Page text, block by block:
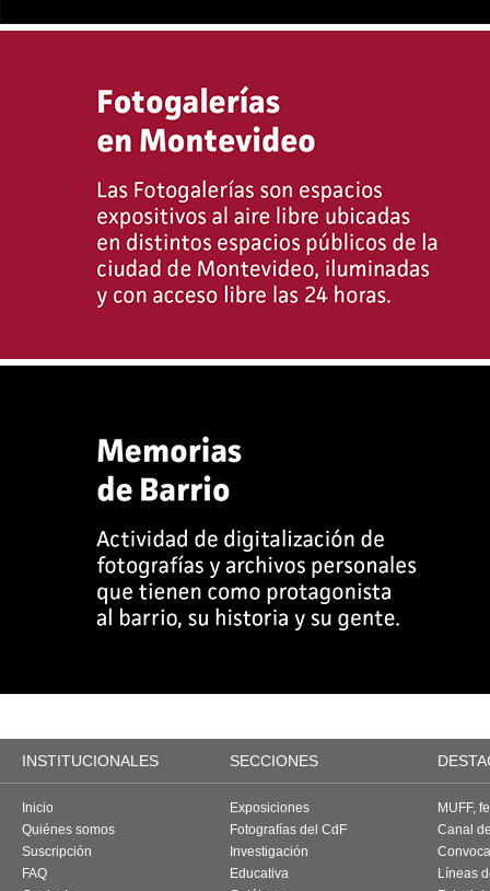
INSTITUCIONALES SECCIONES
Inicio
Quiénes somos
Suscripción
FAQ
Exposiciones
Fotografías del CdF
Investigación
Educativa
MUFF,
Canal
Líneas